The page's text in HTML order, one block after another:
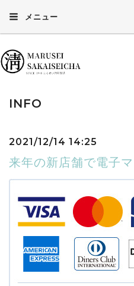
メニュー
INFO
2021/12/14 14:25
来年の新店舗で電子